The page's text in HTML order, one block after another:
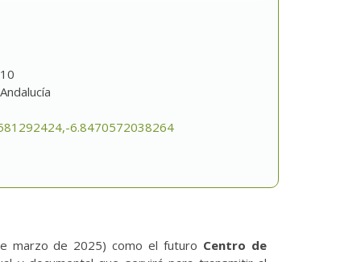
6.8470572038264
marzo de 2025) como el futuro Centro de